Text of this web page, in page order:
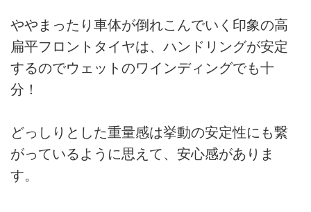
ややまったり車体が倒れこんでいく印象の高
扁平フロントタイヤは、ハンドリングが安定
するのでウェットのワインディングでも十
分！
どっしりとした重量感は挙動の安定性にも繋
がっているように思えて、安心感がありま
す。